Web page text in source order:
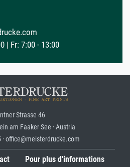
| Fr: 7:00 - 13:00
Strasse 46
am Faaker See · Austria
office@meisterdrucke.com
Pour plus d'informations